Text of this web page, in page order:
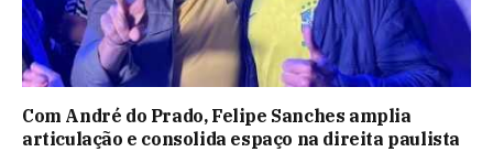
Com André do Prado, Felipe Sanches amplia
articulação e consolida espaço na direita paulista